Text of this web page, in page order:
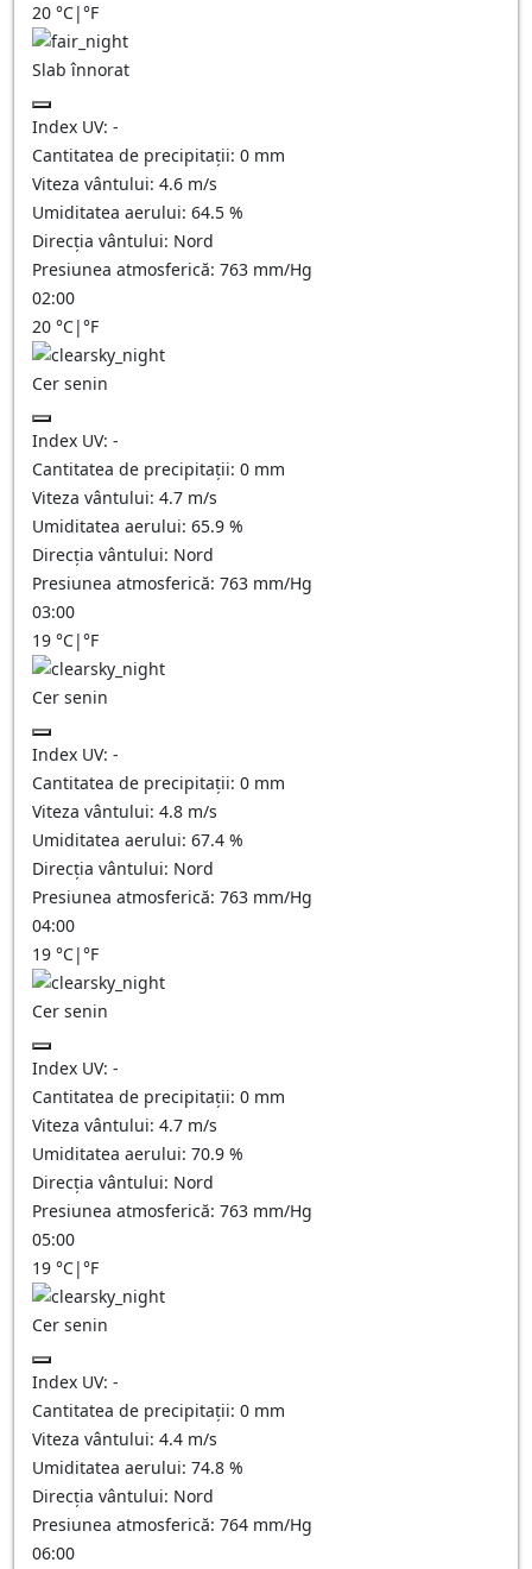
20 °C|°F
Slab înnorat
Index UV: -
Cantitatea de precipitații: 0 mm
Viteza vântului: 4.6 m/s
Umiditatea aerului: 64.5 %
Direcția vântului: Nord
Presiunea atmosferică: 763 mm/Hg
02:00
20 °C|°F
Cer senin
Index UV: -
Cantitatea de precipitații: 0 mm
Viteza vântului: 4.7 m/s
Umiditatea aerului: 65.9 %
Direcția vântului: Nord
Presiunea atmosferică: 763 mm/Hg
03:00
19 °C|°F
Cer senin
Index UV: -
Cantitatea de precipitații: 0 mm
Viteza vântului: 4.8 m/s
Umiditatea aerului: 67.4 %
Direcția vântului: Nord
Presiunea atmosferică: 763 mm/Hg
04:00
19 °C|°F
Cer senin
Index UV: -
Cantitatea de precipitații: 0 mm
Viteza vântului: 4.7 m/s
Umiditatea aerului: 70.9 %
Direcția vântului: Nord
Presiunea atmosferică: 763 mm/Hg
05:00
19 °C|°F
Cer senin
Index UV: -
Cantitatea de precipitații: 0 mm
Viteza vântului: 4.4 m/s
Umiditatea aerului: 74.8 %
Direcția vântului: Nord
Presiunea atmosferică: 764 mm/Hg
06:00